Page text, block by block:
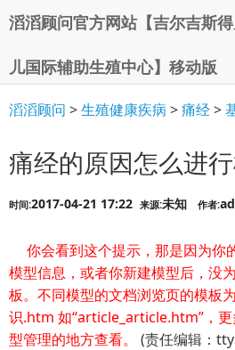
滔滔顾问官方网站【吉尔吉斯
儿国际辅助生殖中心】移动版
滔滔顾问 >生殖健康疾病 >痛经>
痛经的原因怎么进
时间:2017-04-21 17:22 来源:未知 作者:
你会看到这个提示，那是因为你
模型信息，或者你新建模型后，没
板。不同模型的文档浏览页的模板
识.htm 如“article_article.htm”，
型管理的地方查看。 (责任编辑：